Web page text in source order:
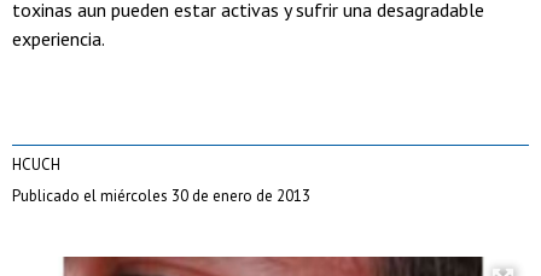
toxinas aun pueden estar activas y sufrir una desagradable
experiencia.
HCUCH
Publicado el miércoles 30 de enero de 2013